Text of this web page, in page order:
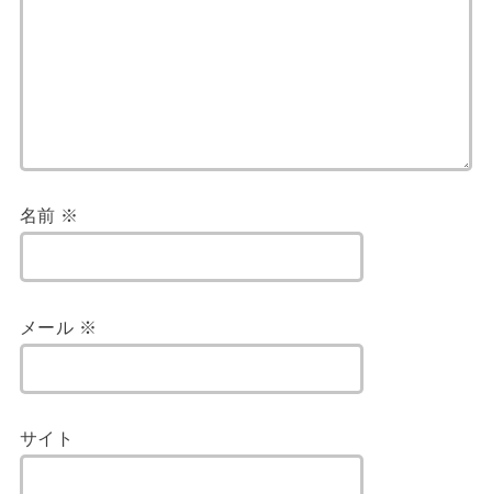
名前 ※
メール ※
サイト